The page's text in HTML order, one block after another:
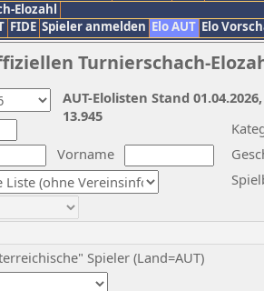
Elozahl
FIDE Spieler anmelden Elo AUT Elo
Turnierschach-
Vorname
Spieler (Land=AUT)
AUT-Elolisten Stand
13.945